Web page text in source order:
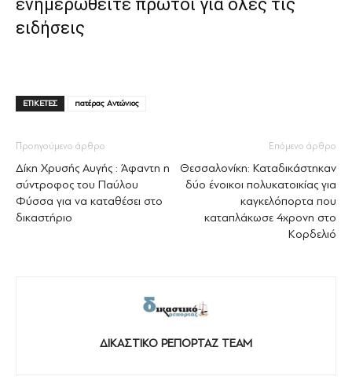
ενημερωθείτε πρώτοι για όλες τις
ειδήσεις
ΕΤΙΚΕΤΕΣ πατέρας Αντώνιος
Προηγούμενο άρθρο
Δίκη Χρυσής Αυγής : Άφαντη η
σύντροφος του Παύλου
Φύσσα για να καταθέσει στο
δικαστήριο
Επόμενο άρθρο
Θεσσαλονίκη: Καταδικάστηκαν
δύο ένοικοι πολυκατοικίας για
καγκελόπορτα που
καταπλάκωσε 4χρονη στο
Κορδελιό
ΔΙΚΑΣΤΙΚΟ ΡΕΠΟΡΤΑΖ TEAM